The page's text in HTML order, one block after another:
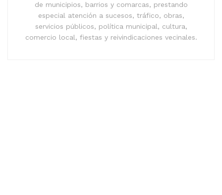
de municipios, barrios y comarcas, prestando
especial atención a sucesos, tráfico, obras,
servicios públicos, política municipal, cultura,
comercio local, fiestas y reivindicaciones vecinales.